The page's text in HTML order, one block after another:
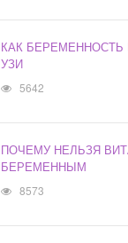
КАК БЕРЕМЕННОСТЬ
УЗИ
5642
ПОЧЕМУ НЕЛЬЗЯ
БЕРЕМЕННЫМ
8573